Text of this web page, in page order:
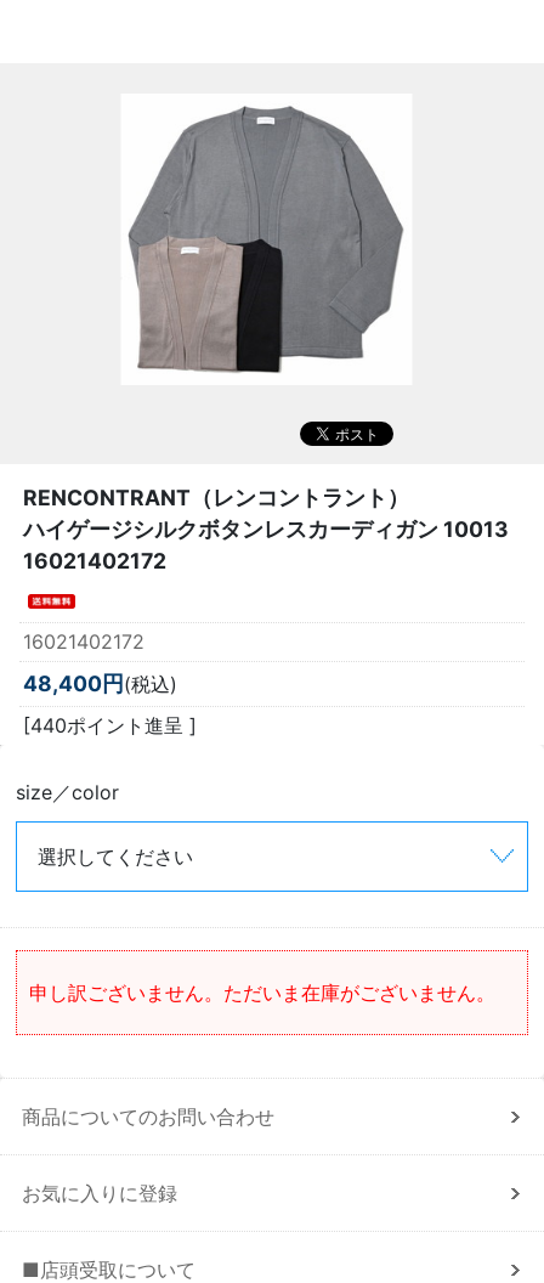
RENCONTRANT（レンコントラント）
ハイゲージシルクボタンレスカーディガン 10013
16021402172
16021402172
48,400円 (税込)
[440ポイント進呈 ]
size／color
申し訳ございません。ただいま在庫がございません。
商品についてのお問い合わせ
お気に入りに登録
■店頭受取について